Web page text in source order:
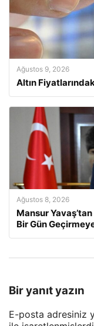
Ağustos 9, 2026
Altın
Ağustos 8, 2026
Mansur
Bir Gün
Bir yanıt yazın
E-posta adresiniz